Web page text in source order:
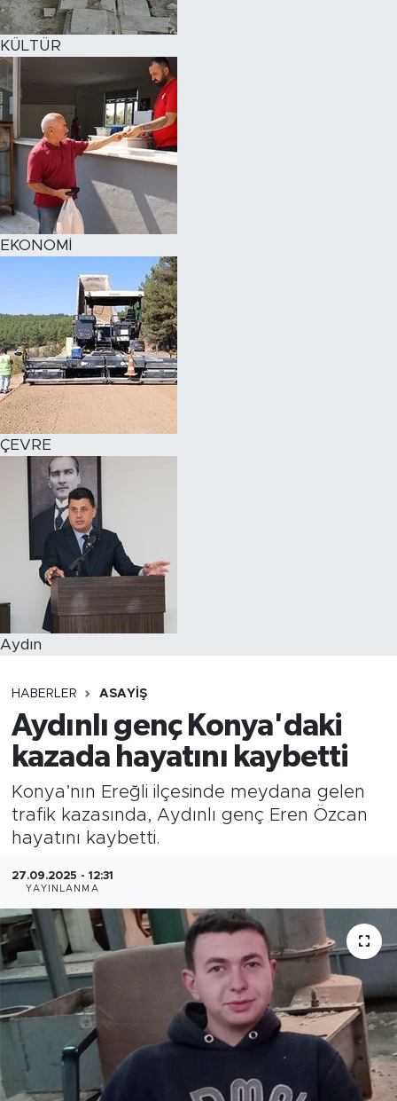
KÜLTÜR
EKONOMİ
ÇEVRE
Aydın
HABERLER ASAYİŞ
Aydınlı genç Konya'daki
kazada hayatını kaybetti
Konya’nın Ereğli ilçesinde meydana gelen
trafik kazasında, Aydınlı genç Eren Özcan
hayatını kaybetti.
27.09.2025 - 12:31
YAYINLANMA